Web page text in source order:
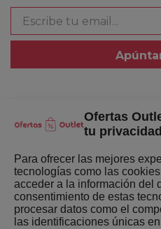
Ofertas
tu privacidad
Para ofrecer las mejores
tecnologías como las
acceder a la información del
consentimiento de estas
procesar datos como el
las identificaciones únicas
Quienes somos
Últimas Novedades
Mejores ofertas de la